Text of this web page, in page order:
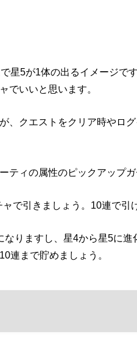
星5が1体の出るイメージで
でいいと思います。
、クエストをクリア時やロ
ティの属性のピックアップガ
で引きましょう。10連で引
りますし、星4から星5に
連まで貯めましょう。